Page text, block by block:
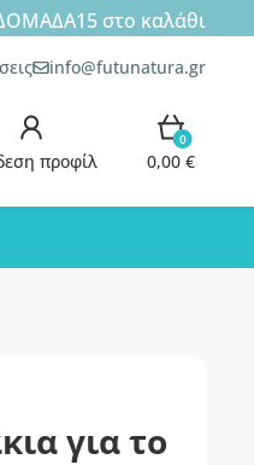
στο καλάθι
info@futunatura.gr
προφίλ
0
0,00 €
για το